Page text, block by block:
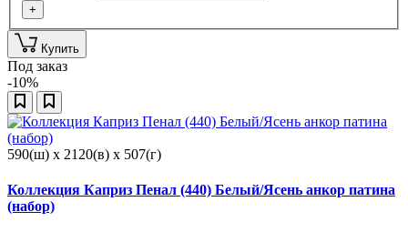
+
Купить
Под заказ
-10%
590(ш) x 2120(в) x 507(г)
Коллекция Каприз Пенал (440) Белый/Ясень анкор патина
(набор)